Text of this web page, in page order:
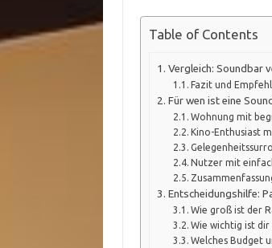
Table of Contents
Vergleich: Soundbar
Fazit und
Für wen ist eine
Wohnung mit
Kino-Enthusiast
Nutzer mit
Entscheidungshilfe:
Wie groß ist der
Wie wichtig ist dir
Welches Budget